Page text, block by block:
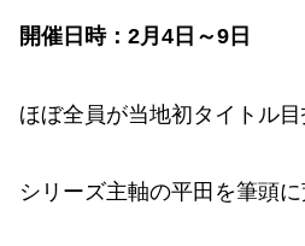
開催日時：2月4日～9日
ほぼ全員が当地初タイトル目
シリーズ主軸の平田を筆頭に